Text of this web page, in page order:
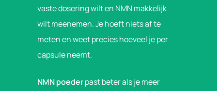
vaste dosering wilt en NMN makkelijk
wilt meenemen. Je hoeft niets af te
meten en weet precies hoeveel je per
capsule neemt.
NMN poederpast beter als je meer